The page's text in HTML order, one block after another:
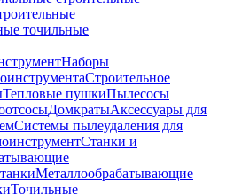
точильные
Наборы
Строительное
Тепловые пушкиПылесосы
ДомкратыАксессуары для
Системы пылеудаления для
Станки и
Металлообрабатывающие
Точильные